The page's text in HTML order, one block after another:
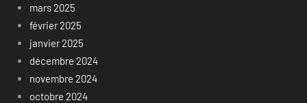
mars 2025
février 2025
janvier 2025
décembre 2024
novembre 2024
octobre 2024